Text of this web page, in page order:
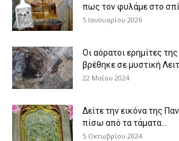
πως τον φυλάμε στο
5 Ιανουαρίου 2026
Οι αόρατοι ερημίτες
βρέθηκε σε μυστική
22 Μαΐου 2024
Δείτε την εικόνα της
πίσω από τα τάματα...
5 Οκτωβρίου 2024